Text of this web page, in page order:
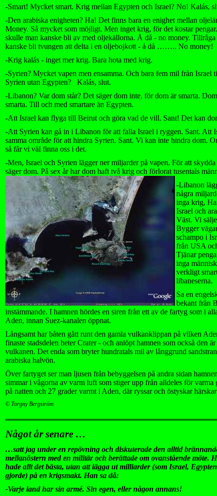
-Smart! Mycket smart. Krig mellan Egypten och Israel? No! Kalás,
-Den arabiska enigheten? Ha! Det finns bara en enighet mellan
Money. Så mycket som möjligt. Men inget krig, för det kostar
skulle man kanske bli av med oljekällorna. Å då - no money.
kanske bli tvungen att delta i en oljebojkott - å då …….. No money!
-Krig kalás - inget mer krig. Bara hota med krig.
-Syrien? Mycket vapen men ensamma. Och bara fem mil från Israel
Syrien utan Egypten?
Kalás, slut.
-Libanon? Var dom står? Det säger dom inte, för dom är smarta.
smarta. Till och med smartare än Egypten.
-Att Israel kan flyga till Beirut och göra vad de vill. Sant! Det kan
-Att Syrien kan gå in i Libanon för att falla Israel i ryggen. Sant. Att
samma område för att hindra Syrien. Sant. Vi kan inte hindra dom.
så får vi väl finna oss i det.
-Men, Israel och Syrien lägger ner miljarder på vapen. För att
säger dom. På sex år har dom haft två krig och förlorat tusentals
-Libanon
några
inga krig,
Israel och
Väst. Vi
Bygger
schampo i
från USA
Tjänar
inga
verkligt
libaneserna.
Sa en
bekant från
instämmande. I hamnen hördes en siren från ett av de fartyg som i
Aden, innan Suez-kanalen öppnat.
Långsamt har båten gått runt den gamla vulkanklippan på vilken
finaste stadsdelen heter Crater - och anlöpt hamnen som också den
vulkanen. Det enda som bryter hundratals mil av långgrund
arabiska halvön.
Över fartyget ser man ljusen från bebyggelsen på andra sidan
simmar i vågorna av varm luft som stiger upp från alldeles för varma
på natten och 27 grader varmt i Aden, där ryssar och östyskar
© Torgny Bergström
Något år senare …
…satt jag under en repövning och diskuterade den alltid
mellanöstern med en militär och berättade om ovanstående möte.
hade allt det bästa, utan att lägga ut milliarder (som Israel,
gjorde) på en krigsmakt. Han sa då:
-Varje land har sin armé. Sin egen, eller någon annans!